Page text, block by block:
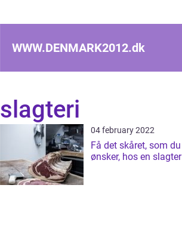
WWW.DENMARK2012.dk
slagteri
04 february 2022
Få det skåret, som du
ønsker, hos en slagter